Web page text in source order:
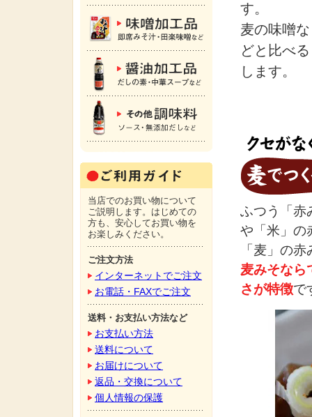
す。
麦の味噌
どと比べ
します。
ふつう「赤
や「米」の
「麦」の
麦みそなら
さが特徴で
当店でのお買い物について
ご説明します。はじめての
方も、安心してお買い物を
お楽しみください。
ご注文方法
インターネットでご注文
お電話・FAXでご注文
送料・お支払い方法など
お支払い方法
送料について
お届けについて
返品・交換について
個人情報の保護